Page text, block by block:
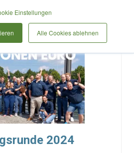
Einstellungen
Alle Cookies ablehnen
2024